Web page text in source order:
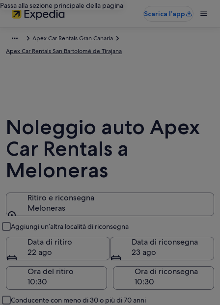
Passa alla sezione principale della pagina
Scarica l’app
Apex Car Rentals Gran Canaria
Apex Car Rentals San Bartolomé de Tirajana
Noleggio auto Apex
Car Rentals a
Meloneras
Ritiro e riconsegna
Meloneras
Aggiungi un’altra località di riconsegna
Data di ritiro
22 ago
Data di riconsegna
23 ago
Ora del ritiro
Ora di riconsegna
Conducente con meno di 30 o più di 70 anni